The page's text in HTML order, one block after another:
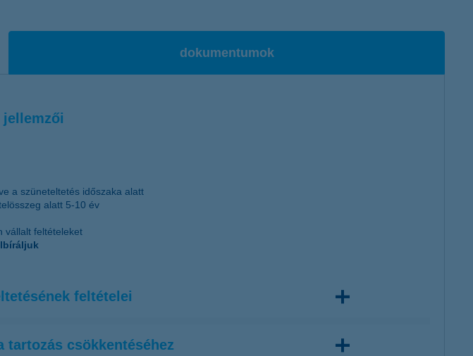
dokumentumok
a szüneteltetés időszaka alatt
alatt 5-10 év
vállalt feltételeket
feltételei
gyermek magzati életkora eléri a 12 hetet (vagyis nagyjából 5 és fél éven belül
tartozás csökkentéséhez